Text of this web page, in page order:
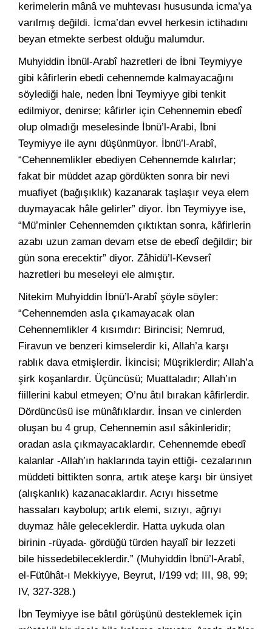
kerimelerin mânâ ve muhtevası hususunda icma’ya
varılmış değildi. İcma’dan evvel herkesin ictihadını
beyan etmekte serbest olduğu malumdur.
Muhyiddin İbnül-Arabî hazretleri de İbni Teymiyye
gibi kâfirlerin ebedi cehennemde kalmayacağını
söylediği hale, neden İbni Teymiyye gibi tenkit
edilmiyor, denirse; kâfirler için Cehennemin ebedî
olup olmadığı meselesinde İbnü’l-Arabi, İbni
Teymiyye ile aynı düşünmüyor. İbnü’l-Arabî,
“Cehennemlikler ebediyen Cehennemde kalırlar;
fakat bir müddet azap gördükten sonra bir nevi
muafiyet (bağışıklık) kazanarak taşlaşır veya elem
duymayacak hâle gelirler” diyor. İbn Teymiyye ise,
“Mü’minler Cehennemden çıktıktan sonra, kâfirlerin
azabı uzun zaman devam etse de ebedî değildir; bir
gün sona erecektir” diyor. Zâhidü’l-Kevserî
hazretleri bu meseleyi ele almıştır.
Nitekim Muhyiddin İbnü’l-Arabî şöyle söyler:
“Cehennemden asla çıkamayacak olan
Cehennemlikler 4 kısımdır: Birincisi; Nemrud,
Firavun ve benzeri kimselerdir ki, Allah’a karşı
rablık dava etmişlerdir. İkincisi; Müşriklerdir; Allah’a
şirk koşanlardır. Üçüncüsü; Muattaladır; Allah’ın
fiillerini kabul etmeyen; O’nu âtıl bırakan kâfirlerdir.
Dördüncüsü ise münâfıklardır. İnsan ve cinlerden
oluşan bu 4 grup, Cehennemin asıl sâkinleridir;
oradan asla çıkmayacaklardır. Cehennemde ebedî
kalanlar -Allah’ın haklarında tayin ettiği- cezalarının
müddeti bittikten sonra, artık ateşe karşı bir ünsiyet
(alışkanlık) kazanacaklardır. Acıyı hissetme
hassaları kaybolup; artık elemi, sızıyı, ağrıyı
duymaz hâle geleceklerdir. Hatta uykuda olan
birinin -rüyada- gördüğü türden hayalî bir lezzeti
bile hissedebileceklerdir.” (Muhyiddin İbnü’l-Arabî,
el-Fütûhât-ı Mekkiyye, Beyrut, I/199 vd; III, 98, 99;
IV, 327-328.)
İbn Teymiyye ise bâtıl görüşünü desteklemek için